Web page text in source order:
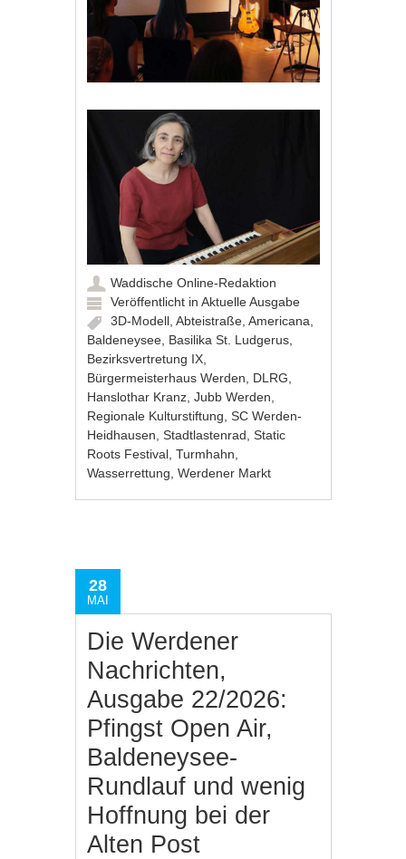
Waddische Online-Redaktion
Veröffentlicht inAktuelle Ausgabe
3D-Modell ,Abteistraße ,Americana
Baldeneysee Basilika St. Ludgerus
Bezirksvertretung IX
Bürgermeisterhaus Werden
DLRG
Hanslothar Kranz ,Jubb Werden
Regionale Kulturstiftung ,SC Werden-
Heidhausen ,Stadtlastenrad ,Static
Roots Festival ,Turmhahn
Wasserrettung ,Werdener Markt
28
MAI
Die Werdener
Nachrichten,
Ausgabe 22/2026:
Pfingst Open Air,
Baldeneysee-
Rundlauf und wenig
Hoffnung bei der
Alten Post